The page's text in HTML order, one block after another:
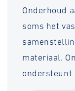
Onderhoud
soms het
materiaal.
ondersteunt